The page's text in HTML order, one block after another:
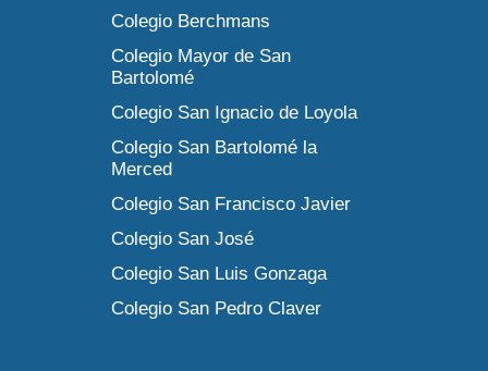
Colegio Berchmans
Colegio Mayor de San
Bartolomé
Colegio San Ignacio de Loyola
Colegio San Bartolomé la
Merced
Colegio San Francisco Javier
Colegio San José
Colegio San Luis Gonzaga
Colegio San Pedro Claver